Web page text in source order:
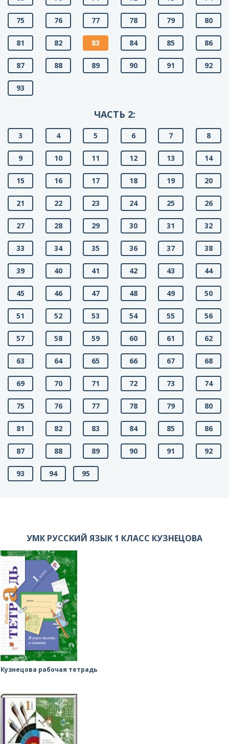
75 76 77 78 79 80
81 82 83 84 85 86
87 88 89 90 91 92
93
ЧАСТЬ 2:
3 4 5 6 7 8
9 10 11 12 13 14
15 16 17 18 19 20
21 22 23 24 25 26
27 28 29 30 31 32
33 34 35 36 37 38
39 40 41 42 43 44
45 46 47 48 49 50
51 52 53 54 55 56
57 58 59 60 61 62
63 64 65 66 67 68
69 70 71 72 73 74
75 76 77 78 79 80
81 82 83 84 85 86
87 88 89 90 91 92
93 94 95
УМК РУССКИЙ ЯЗЫК 1 КЛАСС КУЗНЕЦОВА
Кузнецова рабочая тетрадь